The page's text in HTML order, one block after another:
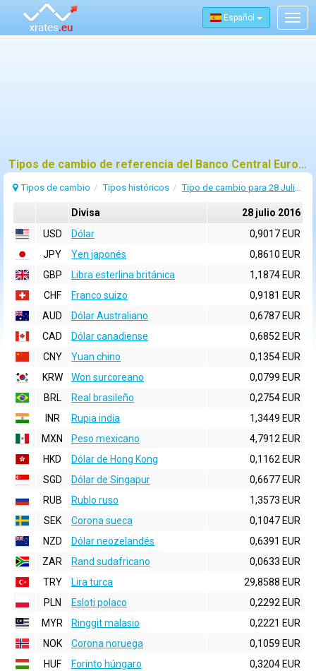
Español
Tipos de cambio de referencia del Banco Central Europeo (BCE) para 28 julio 2016
Tipos de cambio Tipos históricos Tipo de cambio para 28 Julio 2016
Divisa
28 julio 2016
USD
Dólar
0,9017 EUR
JPY
Yen japonés
0,8610 EUR
GBP
Libra esterlina británica
1,1874 EUR
CHF
Franco suizo
0,9181 EUR
AUD
Dólar Australiano
0,6787 EUR
CAD
Dólar canadiense
0,6852 EUR
CNY
Yuan chino
0,1354 EUR
KRW
Won surcoreano
0,0799 EUR
BRL
Real brasileño
0,2754 EUR
INR
Rupia india
1,3449 EUR
MXN
Peso mexicano
4,7912 EUR
HKD
Dólar de Hong Kong
0,1162 EUR
SGD
Dólar de Singapur
0,6677 EUR
RUB
Rublo ruso
1,3573 EUR
SEK
Corona sueca
0,1047 EUR
NZD
Dólar neozelandés
0,6391 EUR
ZAR
Rand sudafricano
0,0633 EUR
TRY
Lira turca
29,8588 EUR
PLN
Esloti polaco
0,2292 EUR
MYR
Ringgit malasio
0,2221 EUR
NOK
Corona noruega
0,1059 EUR
HUF
Forinto húngaro
0,3204 EUR